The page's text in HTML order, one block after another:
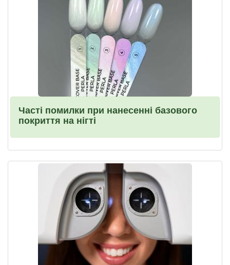
Часті помилки при нанесенні базового
покриття на нігті